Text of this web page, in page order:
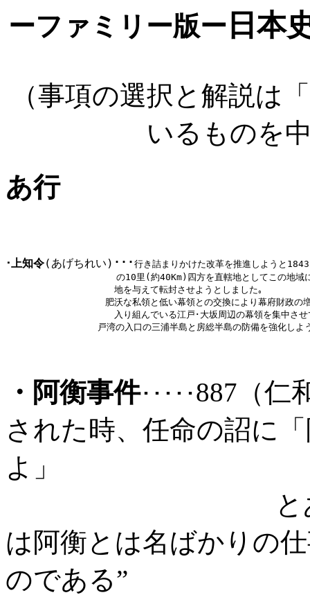
ーファミリー版ー 日本
（事項の選択と解説は
いるものを
あ行
･上知令(あげちれい) ･･･ 行き詰まりかけた改革を推進しようと
の10里(約40Km)四方を直轄地としてこの地域に
                  　地を与えて転封させようとしました｡
　　 　　　　　　肥沃な私領と低い幕領との交換により幕府財政の
　 入り組んでいる江戸･大坂周辺の幕領を集中させ
　　　　　　　　　戸湾の入口の三浦半島と房総半島の防備を強化しよ
・阿衡事件･････887（仁
された時、任命の詔に
よ」
とありました
は阿衡とは名ばかりの
のである”